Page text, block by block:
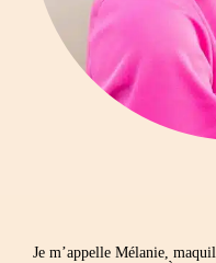
Je m’appelle Mélanie,